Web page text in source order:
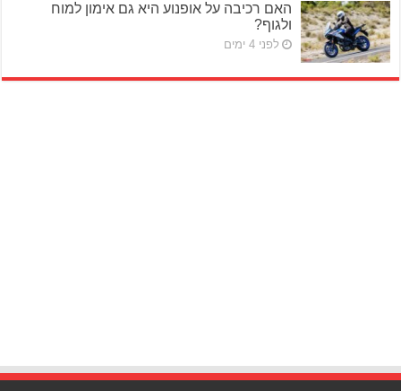
האם רכיבה על אופנוע היא גם אימון למוח
ולגוף?
לפני 4 ימים